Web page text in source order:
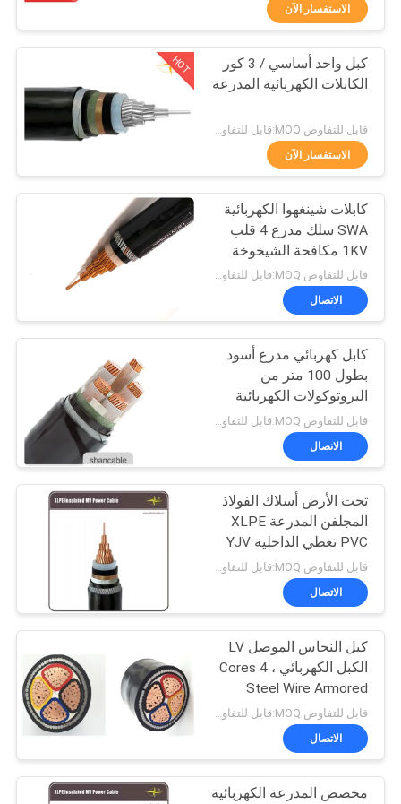
حول
بنا
المعمل
ضبط
الجودة
اتصل
بنا
أخبار
BLOG
طلب
اقتباس
NEWS
خريطة
الموقع
سياسة
الخصوصية
كابلات معزولة PVC
203
سلك الكابلات
الكهربائية
197
انخفاض الدخان صفر
كبل الهالوجين
140
بل مقاومة للحريق
108
الاستفسار الآن
HOT
كبل واحد أساسي / 3 كور
الكابلات الكهربائية المدرعة
الاستفسار الآن
كابلات شينغهوا الكهربائية
SWA سلك مدرع 4 قلب
1KV مكافحة الشيخوخة
حماية البيئة
قابل للتفاوض MOQ:قابل للتفاوض
الاتصال
كابل كهربائي مدرع أسود
بطول 100 متر من
البروتوكولات الكهربائية
قابل للتفاوض MOQ:قابل للتفاوض
الاتصال
تحت الأرض أسلاك الفولاذ
المجلفن المدرعة XLPE
PVC تغطي الداخلية YJV
الاتصال
كبل النحاس الموصل LV
الكبل الكهربائي ، 4 Cores
Steel Wire Armored
Cable
الاتصال
مخصص المدرعة الكهربائية